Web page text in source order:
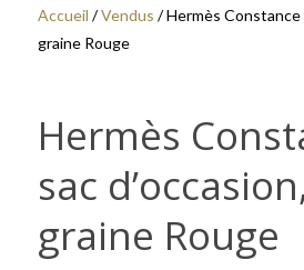
Accueil /Vendus / Hermès Constance
graine Rouge
Hermès
sac
graine Rouge